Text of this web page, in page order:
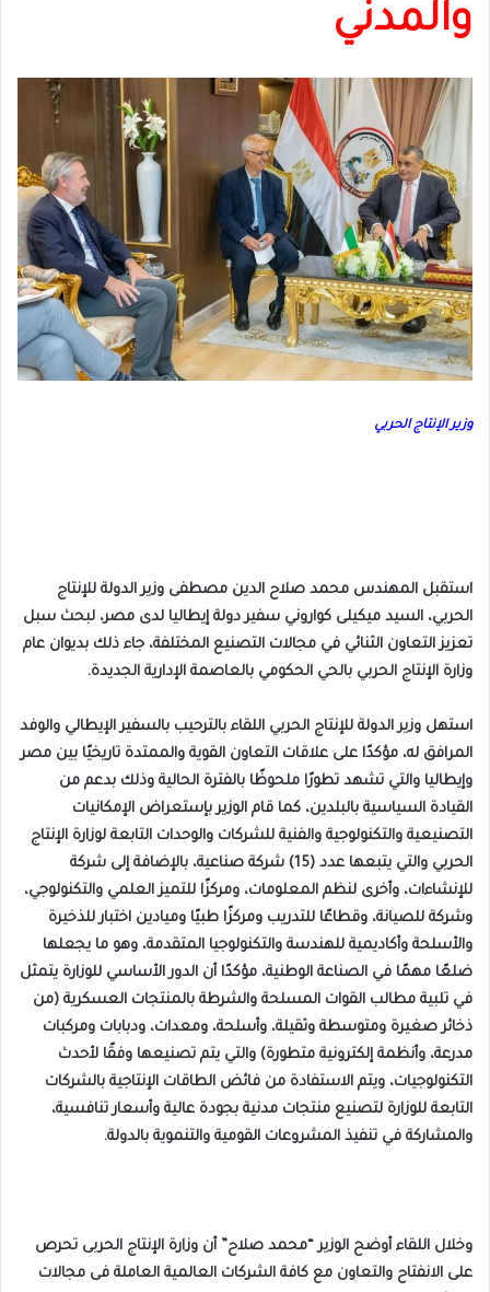
والمدني
وزير الإنتاج الحربي
استقبل المهندس محمد صلاح الدين مصطفى وزير الدولة للإنتاج
الحربي، السيد ميكيلى كواروني سفير دولة إيطاليا لدى مصر، لبحث سبل
تعزيز التعاون الثنائي في مجالات التصنيع المختلفة، جاء ذلك بديوان عام
وزارة الإنتاج الحربي بالحي الحكومي بالعاصمة الإدارية الجديدة.
استهل وزير الدولة للإنتاج الحربي اللقاء بالترحيب بالسفير الإيطالي والوفد
المرافق له، مؤكدًا على علاقات التعاون القوية والممتدة تاريخيًا بين مصر
وإيطاليا والتي تشهد تطورًا ملحوظًا بالفترة الحالية وذلك بدعم من
القيادة السياسية بالبلدين، كما قام الوزير بإستعراض الإمكانيات
التصنيعية والتكنولوجية والفنية للشركات والوحدات التابعة لوزارة الإنتاج
الحربي والتي يتبعها عدد (15) شركة صناعية، بالإضافة إلى شركة
للإنشاءات، وأخرى لنظم المعلومات، ومركزًا للتميز العلمي والتكنولوجي،
وشركة للصيانة، وقطاعًا للتدريب ومركزًا طبيًا وميادين اختبار للذخيرة
والأسلحة وأكاديمية للهندسة والتكنولوجيا المتقدمة، وهو ما يجعلها
ضلعًا مهمًا في الصناعة الوطنية، مؤكدًا أن الدور الأساسي للوزارة يتمثل
في تلبية مطالب القوات المسلحة والشرطة بالمنتجات العسكرية (من
ذخائر صغيرة ومتوسطة وثقيلة، وأسلحة، ومعدات، ودبابات ومركبات
مدرعة، وأنظمة إلكترونية متطورة) والتي يتم تصنيعها وفقًا لأحدث
التكنولوجيات، ويتم الاستفادة من فائض الطاقات الإنتاجية بالشركات
التابعة للوزارة لتصنيع منتجات مدنية بجودة عالية وأسعار تنافسية،
والمشاركة في تنفيذ المشروعات القومية والتنموية بالدولة.
وخلال اللقاء أوضح الوزير “محمد صلاح” أن وزارة الإنتاج الحربى تحرص
على الانفتاح والتعاون مع كافة الشركات العالمية العاملة فى مجالات